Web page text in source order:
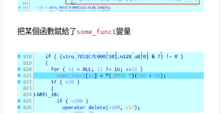
把某個函數賦給了some_func1變量